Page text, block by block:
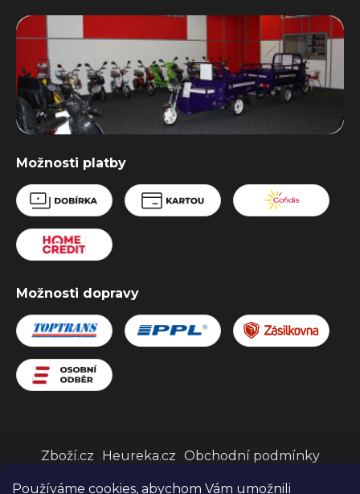
Používáme cookies, abychom Vám umožnili
Možnosti platby
Možnosti dopravy
Zboží.cz Heureka.cz Obchodní podmínky